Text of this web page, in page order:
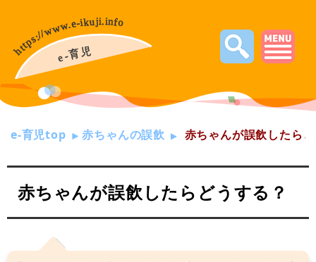
e-育児top 赤ちゃんの誤飲 赤ちゃんが誤飲したら
赤ちゃんが誤飲したらどうする？